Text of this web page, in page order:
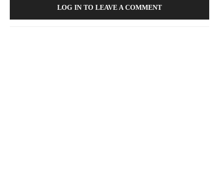
LOG IN TO LEAVE A COMMENT